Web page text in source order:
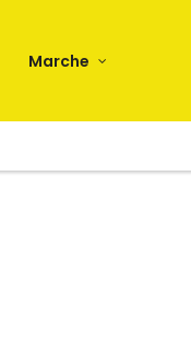
Marche